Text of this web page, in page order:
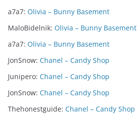
a7a7: Olivia – Bunny Basement
MaloBidelnik: Olivia – Bunny Basement
a7a7: Olivia – Bunny Basement
JonSnow: Chanel – Candy Shop
Junipero: Chanel – Candy Shop
JonSnow: Chanel – Candy Shop
Thehonestguide: Chanel – Candy Shop